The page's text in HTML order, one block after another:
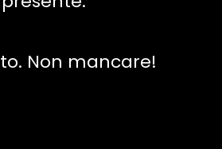
Non mancare!